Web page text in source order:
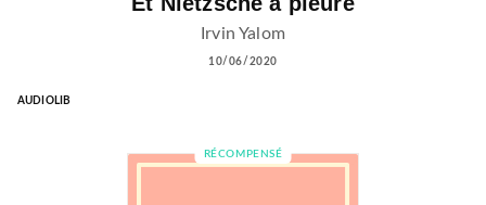
Irvin Yalom
10/06/2020
AUDIOLIB
RÉCOMPENSÉ